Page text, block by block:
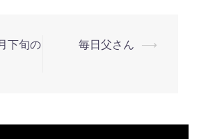
下旬の
毎日父さん ⟶